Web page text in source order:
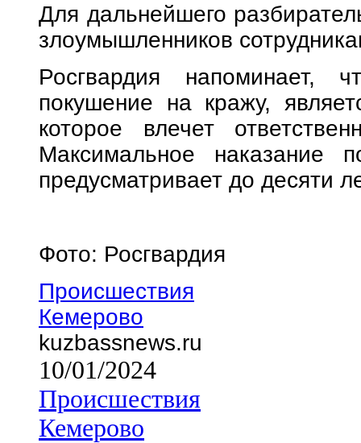
Для дальнейшего
злоумышленников
Росгвардия
покушение на кражу,
которое влечет
Максимальное
предусматривает до десяти
Фото: Росгвардия
Происшествия
Кемерово
kuzbassnews.ru
10/01/2024
Происшествия
Кемерово